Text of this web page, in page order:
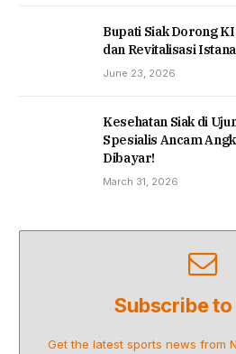
Bupati Siak Dorong
dan Revitalisasi
June 23, 2026
Kesehatan Siak di
Spesialis Ancam
Dibayar!
March 31, 2026
Subscribe
Get the latest sports news from